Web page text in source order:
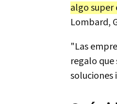
algo super
Lombard,
"Las
regalo
soluciones